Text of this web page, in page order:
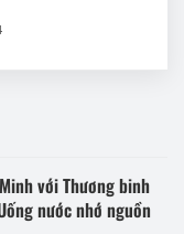
với Thương binh
nước nhớ nguồn